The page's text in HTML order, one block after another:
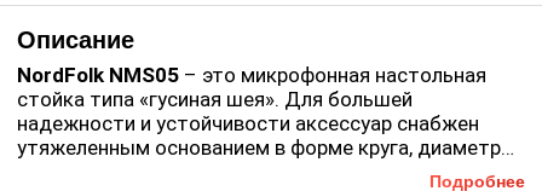
Описание
NordFolk NMS05 – это микрофонная настольная
стойка типа «гусиная шея». Для большей
надежности и устойчивости аксессуар снабжен
утяжеленным основанием в форме круга, диаметр
которого составляет 130 мм. МаксимальнаяПодробнее